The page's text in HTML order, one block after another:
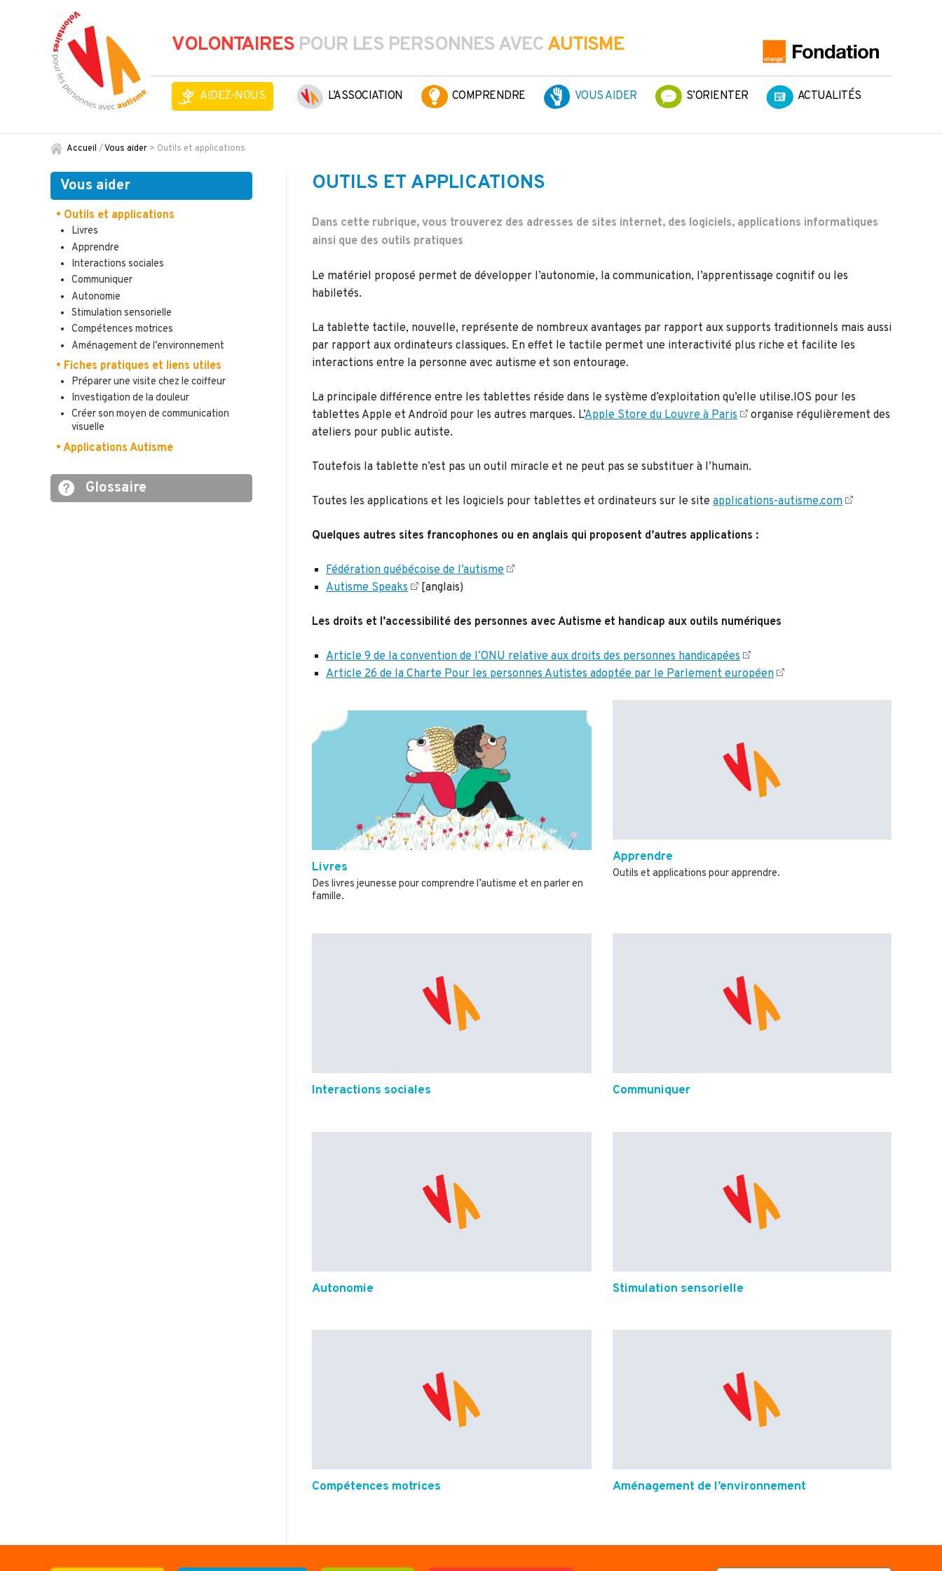
VOLONTAIRES POUR LES PERSONNES AVEC AUTISME
AIDEZ-NOUS L’ASSOCIATION COMPRENDRE VOUS AIDER S’ORIENTER ACTUALITÉS
Accueil /Vous aider > Outils et applications
OUTILS ET APPLICATIONS
Dans cette rubrique, vous trouverez des adresses de sites internet, des logiciels, applications informatiques
ainsi que des outils pratiques
Le matériel proposé permet de développer l’autonomie, la communication, l’apprentissage cognitif ou les
habiletés.
La tablette tactile, nouvelle, représente de nombreux avantages par rapport aux supports traditionnels mais aussi
par rapport aux ordinateurs classiques. En effet le tactile permet une interactivité plus riche et facilite les
interactions entre la personne avec autisme et son entourage.
La principale différence entre les tablettes réside dans le système d’exploitation qu’elle utilise.IOS pour les
tablettes Apple et Androïd pour les autres marques. L’Apple Store du Louvre à Paris
organise régulièrement des
ateliers pour public autiste.
Toutefois la tablette n’est pas un outil miracle et ne peut pas se substituer à l’humain.
Toutes les applications et les logiciels pour tablettes et ordinateurs sur le site applications-autisme.com
Quelques autres sites francophones ou en anglais qui proposent d’autres applications :
Fédération québécoise de l’autisme
Autisme Speaks
[anglais)
Les droits et l’accessibilité des personnes avec Autisme et handicap aux outils numériques
Article 9 de la convention de l’ONU relative aux droits des personnes handicapées
Article 26 de la Charte Pour les personnes Autistes adoptée par le Parlement européen
Livres
Des livres jeunesse pour comprendre l’autisme et en parler en
famille.
Apprendre
Outils et applications pour apprendre.
Interactions sociales Communiquer
Autonomie Stimulation sensorielle
Compétences motrices Aménagement de l’environnement
Vous aider
• Outils et applications
Livres
Apprendre
Interactions sociales
Communiquer
Autonomie
Stimulation sensorielle
Compétences motrices
Aménagement de l’environnement
• Fiches pratiques et liens utiles
Préparer une visite chez le coiffeur
Investigation de la douleur
Créer son moyen de communication
visuelle
• Applications Autisme
Glossaire